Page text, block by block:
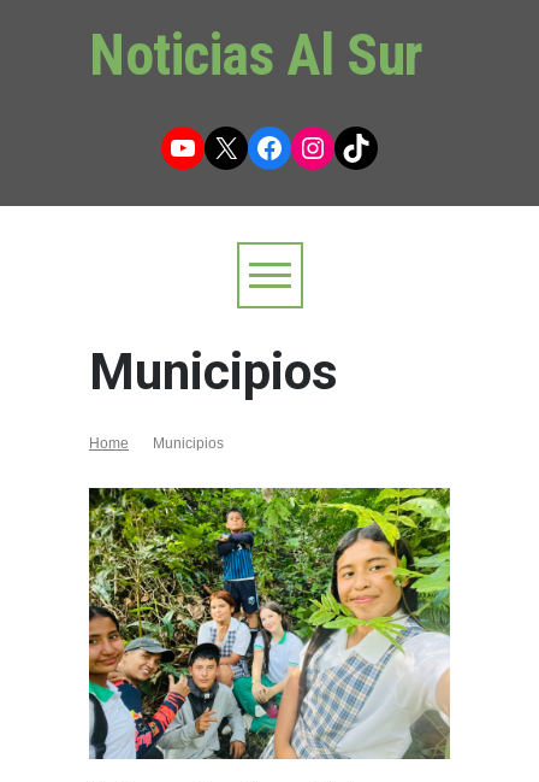
Noticias Al Sur
YouTube
X Facebook
Instagram
TikTok
Municipios
Home Municipios